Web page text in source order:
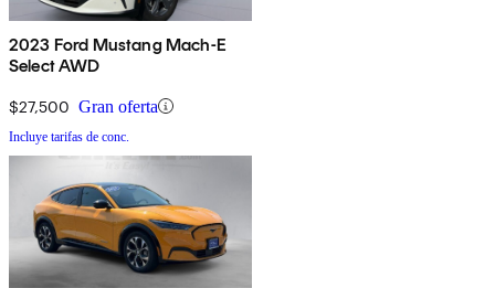
2023 Ford Mustang Mach-E
Select AWD
$27,500 Gran oferta
Incluye tarifas de conc.